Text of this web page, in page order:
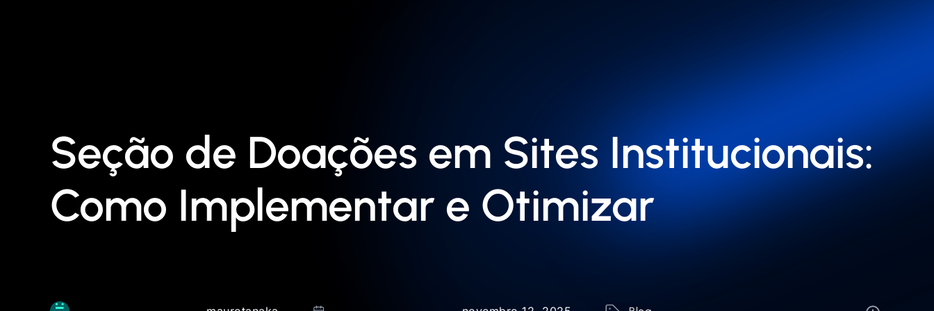
Seção de Doações em Sites Institucionais:
Como Implementar e Otimizar